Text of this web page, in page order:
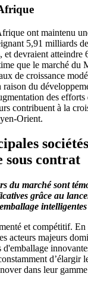
ont maintenu
5,91 milliards
et devraient atteindre
que le marché du
de croissance
du
des
contribuent à la
Orient.
sous contrat
du marché sont
grâce au
intelligentes
et compétitif.
acteurs majeurs
d’élargir
dans leur